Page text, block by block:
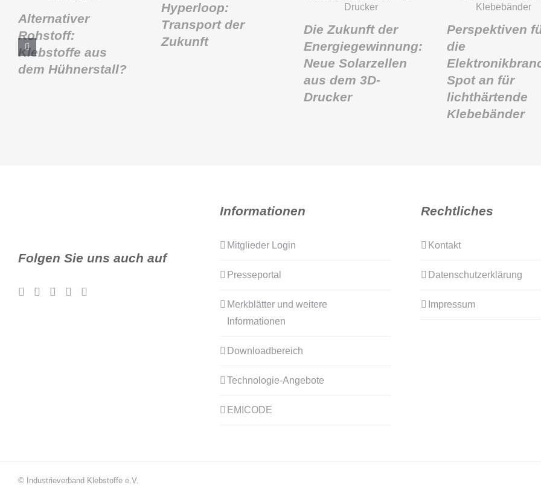
Alternativer
Rohstoff:
Klebstoffe aus
dem Hühnerstall?
Hyperloop:
Transport der
Zukunft
Die Zukunft der
Energiegewinnung:
Neue Solarzellen
aus dem 3D-
Drucker
Perspektiven
die
Spot an für
lichthärtende
Klebebänder
Folgen Sie uns auch auf
Informationen
Mitglieder Login
Presseportal
Merkblätter und weitere
Informationen
Downloadbereich
Technologie-Angebote
EMICODE
Rechtliches
Kontakt
Datenschutzerklärung
Impressum
© Industrieverband Klebstoffe e.V.